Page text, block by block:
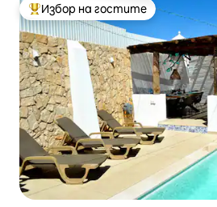
Най-популярен избор на гостите
Избор на гостите